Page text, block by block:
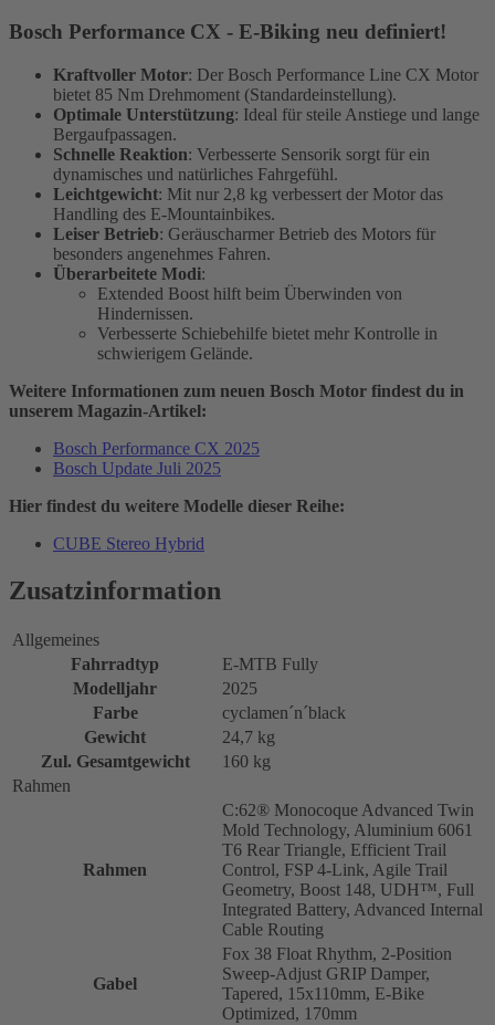
Bosch Performance CX - E-Biking neu definiert!
Kraftvoller Motor: Der Bosch Performance Line CX Motor
bietet 85 Nm Drehmoment (Standardeinstellung).
Optimale Unterstützung: Ideal für steile Anstiege und lange
Bergaufpassagen.
Schnelle Reaktion: Verbesserte Sensorik sorgt für ein
dynamisches und natürliches Fahrgefühl.
Leichtgewicht: Mit nur 2,8 kg verbessert der Motor das
Handling des E-Mountainbikes.
Leiser Betrieb: Geräuscharmer Betrieb des Motors für
besonders angenehmes Fahren.
Überarbeitete Modi:
Extended Boost hilft beim Überwinden von
Hindernissen.
Verbesserte Schiebehilfe bietet mehr Kontrolle in
schwierigem Gelände.
Weitere Informationen zum neuen Bosch Motor findest du in
unserem Magazin-Artikel:
Bosch Performance CX 2025
Bosch Update Juli 2025
Hier findest du weitere Modelle dieser Reihe:
CUBE Stereo Hybrid
Zusatzinformation
Allgemeines
Fahrradtyp
E-MTB Fully
Modelljahr
2025
Farbe
cyclamen´n´black
Gewicht
24,7 kg
Zul. Gesamtgewicht
160 kg
Rahmen
Rahmen
C:62® Monocoque Advanced Twin
Mold Technology, Aluminium 6061
T6 Rear Triangle, Efficient Trail
Control, FSP 4-Link, Agile Trail
Geometry, Boost 148, UDH™, Full
Integrated Battery, Advanced Internal
Cable Routing
Gabel
Fox 38 Float Rhythm, 2-Position
Sweep-Adjust GRIP Damper,
Tapered, 15x110mm, E-Bike
Optimized, 170mm